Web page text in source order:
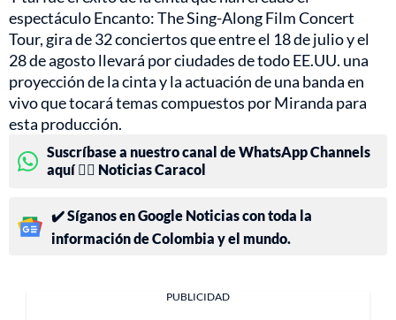
espectáculo Encanto: The Sing-Along Film Concert
Tour, gira de 32 conciertos que entre el 18 de julio y el
28 de agosto llevará por ciudades de todo EE.UU. una
proyección de la cinta y la actuación de una banda en
vivo que tocará temas compuestos por Miranda para
esta producción.
Suscríbase a nuestro canal de WhatsApp Channels
aquí 👉🏻 Noticias Caracol
✔️ Síganos en Google Noticias con toda la
información de Colombia y el mundo.
PUBLICIDAD